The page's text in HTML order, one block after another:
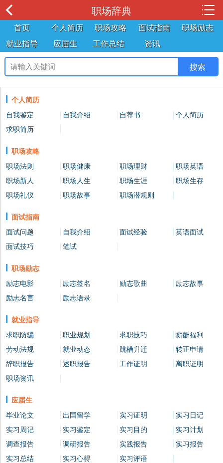
职场辞典
首页 个人简历 职场攻略 面试指南
职场励志
就业指导
应届生 工作总结 资讯
个人简历
自我鉴定
自我介绍 自荐书
个人简历
求职简历
职场攻略
职场法则
职场健康 职场理财
职场英语
职场新人
职场人生 职场生涯
职场生存
职场礼仪
职场故事 职场潜规则
面试指南
面试问题
自我介绍 面试经验
英语面试
面试技巧
笔试
职场励志
励志电影
励志签名 励志歌曲
励志故事
励志名言
励志语录
就业指导
求职防骗
职业规划 求职技巧
薪酬福利
劳动法规
就业动态 跳槽升迁
转正申请
辞职报告
述职报告 工作证明
离职证明
职场资讯
应届生
毕业论文
出国留学 实习证明
实习日记
实习周记
实习鉴定 实习目的
实习计划
调查报告
调研报告 实践报告
实习报告
实习总结
实习心得 实习评语